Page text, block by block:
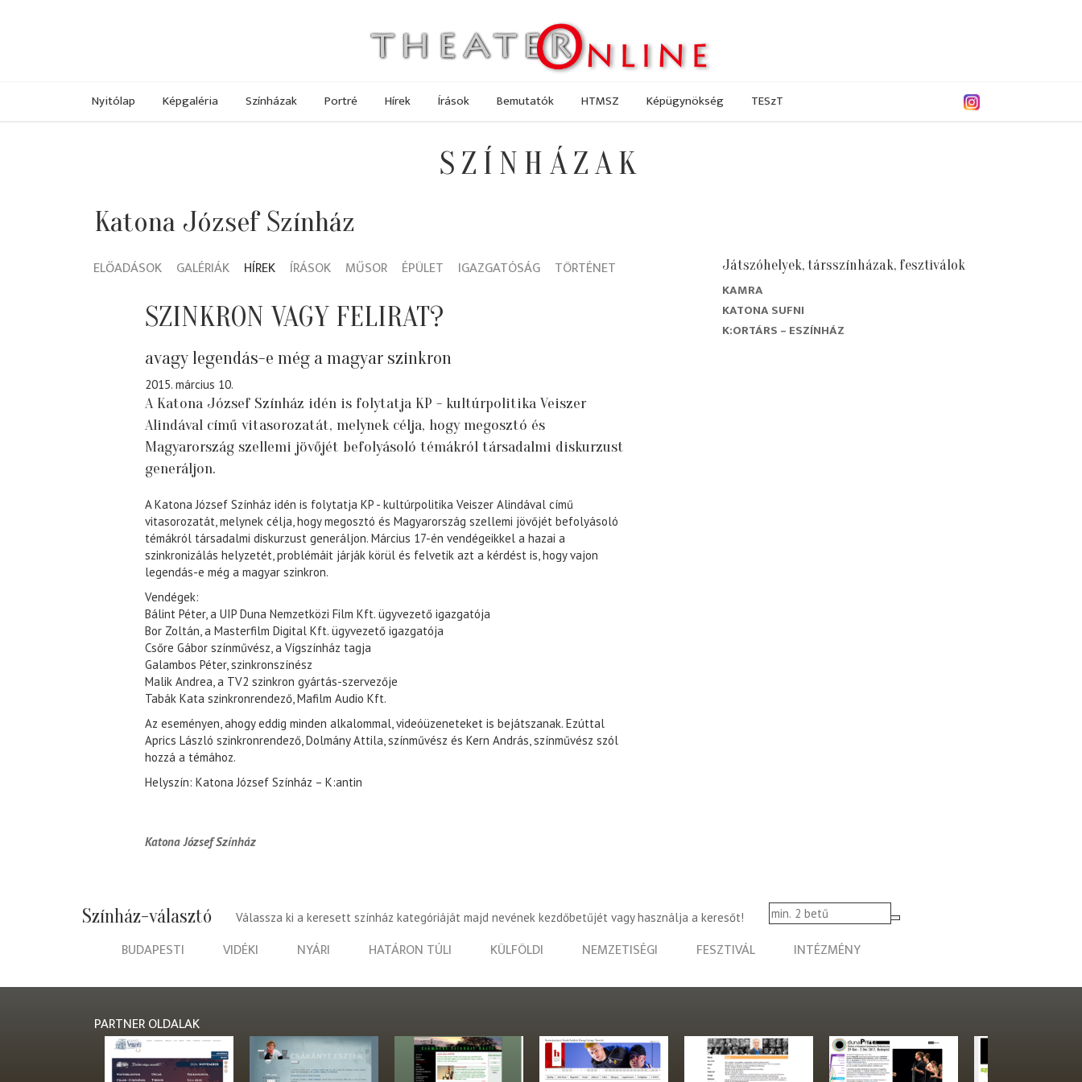
Nyitólap Képgaléria Színházak Portré Hírek Írások Bemutatók HTMSZ Képügynökség TESzT
SZÍNHÁZAK
Katona József Színház
ELŐADÁSOK GALÉRIÁK HÍREK ÍRÁSOK MŰSOR ÉPÜLET IGAZGATÓSÁG TÖRTÉNET
SZINKRON VAGY FELIRAT?
avagy legendás-e még a magyar szinkron
2015. március 10.
A Katona József Színház idén is folytatja KP - kultúrpolitika Veiszer
Alindával című vitasorozatát, melynek célja, hogy megosztó és
Magyarország szellemi jövőjét befolyásoló témákról társadalmi diskurzust
generáljon.
A Katona József Színház idén is folytatja KP - kultúrpolitika Veiszer Alindával című
vitasorozatát, melynek célja, hogy megosztó és Magyarország szellemi jövőjét befolyásoló
témákról társadalmi diskurzust generáljon. Március 17-én vendégeikkel a hazai a
szinkronizálás helyzetét, problémáit járják körül és felvetik azt a kérdést is, hogy vajon
legendás-e még a magyar szinkron.
Vendégek:
Bálint Péter, a UIP Duna Nemzetközi Film Kft. ügyvezető igazgatója
Bor Zoltán, a Masterfilm Digital Kft. ügyvezető igazgatója
Csőre Gábor színművész, a Vígszínház tagja
Galambos Péter, szinkronszínész
Malik Andrea, a TV2 szinkron gyártás-szervezője
Tabák Kata szinkronrendező, Mafilm Audio Kft.
Az eseményen, ahogy eddig minden alkalommal, videóüzeneteket is bejátszanak. Ezúttal
Aprics László szinkronrendező, Dolmány Attila, színművész és Kern András, színművész szól
hozzá a témához.
Helyszín: Katona József Színház – K:antin
Katona József Színház
Játszóhelyek, társszínházak, fesztiválok
KAMRA
KATONA SUFNI
K:ORTÁRS – ESZÍNHÁZ
Színház-választó Válassza ki a keresett színház kategóriáját majd nevének kezdőbetűjét vagy használja a keresőt!
BUDAPESTI VIDÉKI NYÁRI HATÁRON TÚLI KÜLFÖLDI NEMZETISÉGI FESZTIVÁL INTÉZMÉNY
PARTNER OLDALAK